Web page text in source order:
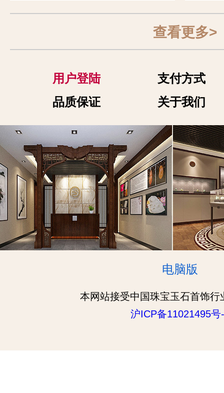
查看更多>
用户登陆
支付方式
品质保证
关于我们
电脑版
本网站接受中国珠宝玉石首饰行
沪ICP备11021495号